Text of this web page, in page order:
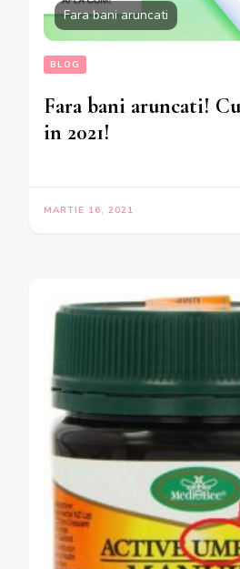
Fara bani aruncati
BLOG
Fara bani aruncati!
in 2021!
MARTIE 16, 2021